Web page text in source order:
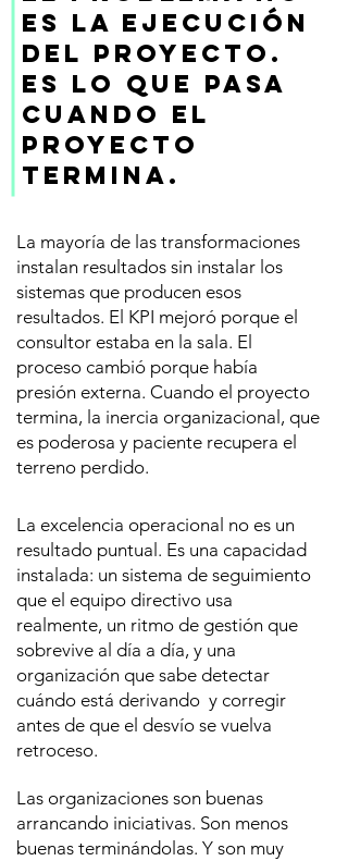
es la ejecución
del proyecto.
Es lo que pasa
cuando el
proyecto
termina.
La mayoría de las transformaciones
instalan resultados sin instalar los
sistemas que producen esos
resultados. El KPI mejoró porque el
consultor estaba en la sala. El
proceso cambió porque había
presión externa. Cuando el proyecto
termina, la inercia organizacional, que
es poderosa y paciente recupera el
terreno perdido.
La excelencia operacional no es un
resultado puntual. Es una capacidad
instalada: un sistema de seguimiento
que el equipo directivo usa
realmente, un ritmo de gestión que
sobrevive al día a día, y una
organización que sabe detectar
cuándo está derivando y corregir
antes de que el desvío se vuelva
retroceso.
Las organizaciones son buenas
arrancando iniciativas. Son menos
buenas terminándolas. Y son muy